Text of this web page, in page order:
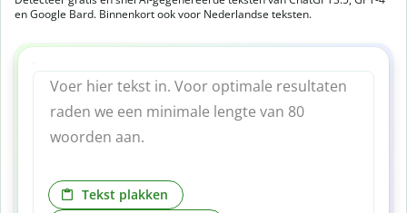
en Google Bard. Binnenkort ook voor Nederlandse teksten.
Tekst plakken